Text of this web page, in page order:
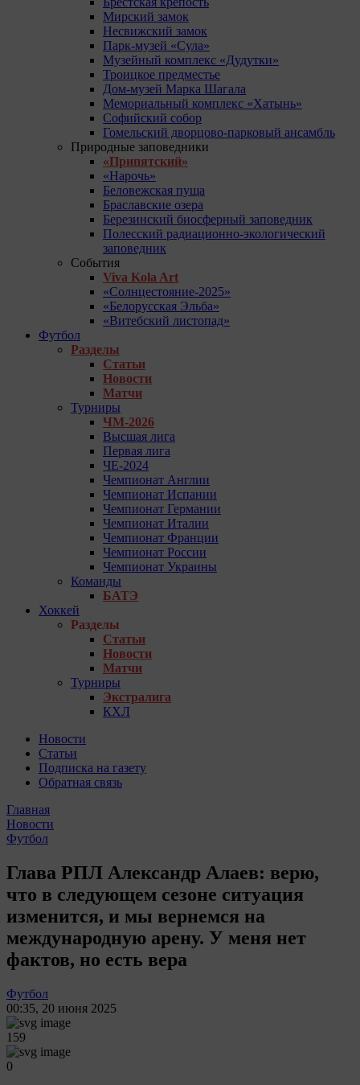
Мирский замок
Несвижский замок
Парк-музей «Сула»
Музейный комплекс «Дудутки»
Троицкое предместье
Дом-музей Марка Шагала
Мемориальный комплекс «Хатынь»
Софийский собор
Гомельский дворцово-парковый ансамбль
Природные заповедники
«Припятский»
«Нарочь»
Беловежская пуща
Браславские озера
Березинский биосферный заповедник
Полесский радиационно-экологический
заповедник
События
Viva Kola Art
«Солнцестояние-2025»
«Белорусская Эльба»
«Витебский листопад»
Футбол
Разделы
Статьи
Новости
Матчи
Турниры
ЧМ-2026
Высшая лига
Первая лига
ЧЕ-2024
Чемпионат Англии
Чемпионат Испании
Чемпионат Германии
Чемпионат Италии
Чемпионат Франции
Чемпионат России
Чемпионат Украины
Команды
БАТЭ
Хоккей
Разделы
Статьи
Новости
Матчи
Турниры
Экстралига
КХЛ
Новости
Статьи
Подписка на газету
Обратная связь
Главная
Новости
Футбол
Глава РПЛ Александр Алаев: верю,
что в следующем сезоне ситуация
изменится, и мы вернемся на
международную арену. У меня нет
фактов, но есть вера
Футбол
00:35, 20 июня 2025
159
0